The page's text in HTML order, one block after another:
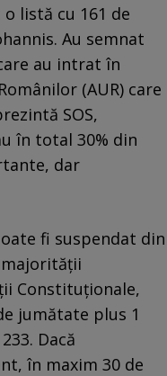
listă cu 161 de
Au semnat
au intrat în
(AUR) care
SOS,
în total 30% din
dar
fi suspendat din
majorităţii
Constituţionale,
jumătate plus 1
Dacă
în maxim 30 de